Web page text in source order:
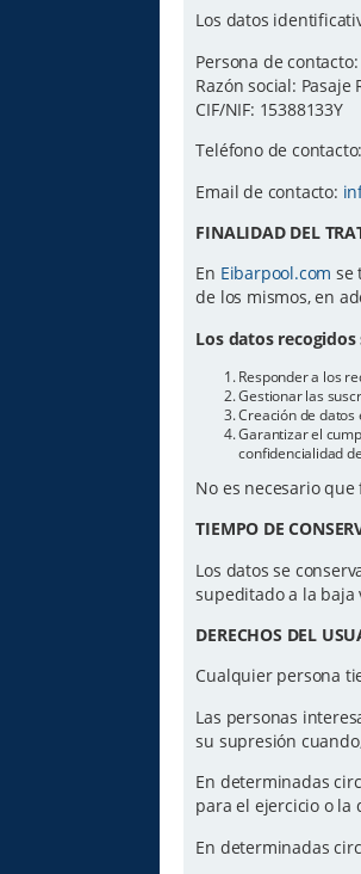
Los datos
Persona de
Razón social: Pasaje
CIF/NIF: 15388133Y
Teléfono de
Email de contacto:
FINALIDAD DEL
En Eibarpool.com se
de los mismos, en
Los datos
Responder a los
Gestionar las
Creación de
Garantizar el
confidencialidad
No es necesario
TIEMPO DE
Los datos se
supeditado a la
DERECHOS DEL
Cualquier persona
Las personas
su supresión
En determinadas
para el ejercicio o la
En determinadas